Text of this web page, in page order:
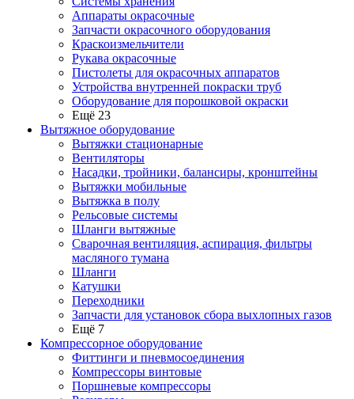
Аппараты окрасочные
Запчасти окрасочного оборудования
Краскоизмельчители
Рукава окрасочные
Пистолеты для окрасочных аппаратов
Устройства внутренней покраски труб
Оборудование для порошковой окраски
Ещё 23
Вытяжное оборудование
Вытяжки стационарные
Вентиляторы
Насадки, тройники, балансиры, кронштейны
Вытяжки мобильные
Вытяжка в полу
Рельсовые системы
Шланги вытяжные
Сварочная вентиляция, аспирация, фильтры
масляного тумана
Шланги
Катушки
Переходники
Запчасти для установок сбора выхлопных газов
Ещё 7
Компрессорное оборудование
Фиттинги и пневмосоединения
Компрессоры винтовые
Поршневые компрессоры